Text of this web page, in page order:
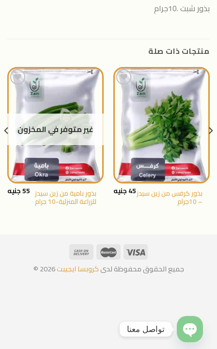
بذور شبت .10جرام
منتجات ذات صلة
اضافة
الى
المنتجات
المفضلة
بذور كرفس من زين سيدز
– 10جرام
45جنيه
اضافة
الى
المنتجات
المفضلةغير متوفر في المخزون
بذور بامية من زين سيدز
للزراعة المنزلية-10 جرام
55جنيه
جميع الحقوق محفوظة لدىكروبسا ايجيبت2026 ©
تواصل معنا